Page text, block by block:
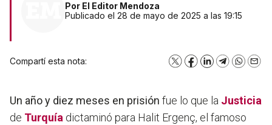
Por El Editor Mendoza
Publicado el 28 de mayo de 2025 a las 19:15
Compartí esta nota: X Facebook
LinkedInTelegram
Un año y diez meses en prisión fue lo que la Justicia
de Turquía dictaminó para Halit Ergenç, el famoso